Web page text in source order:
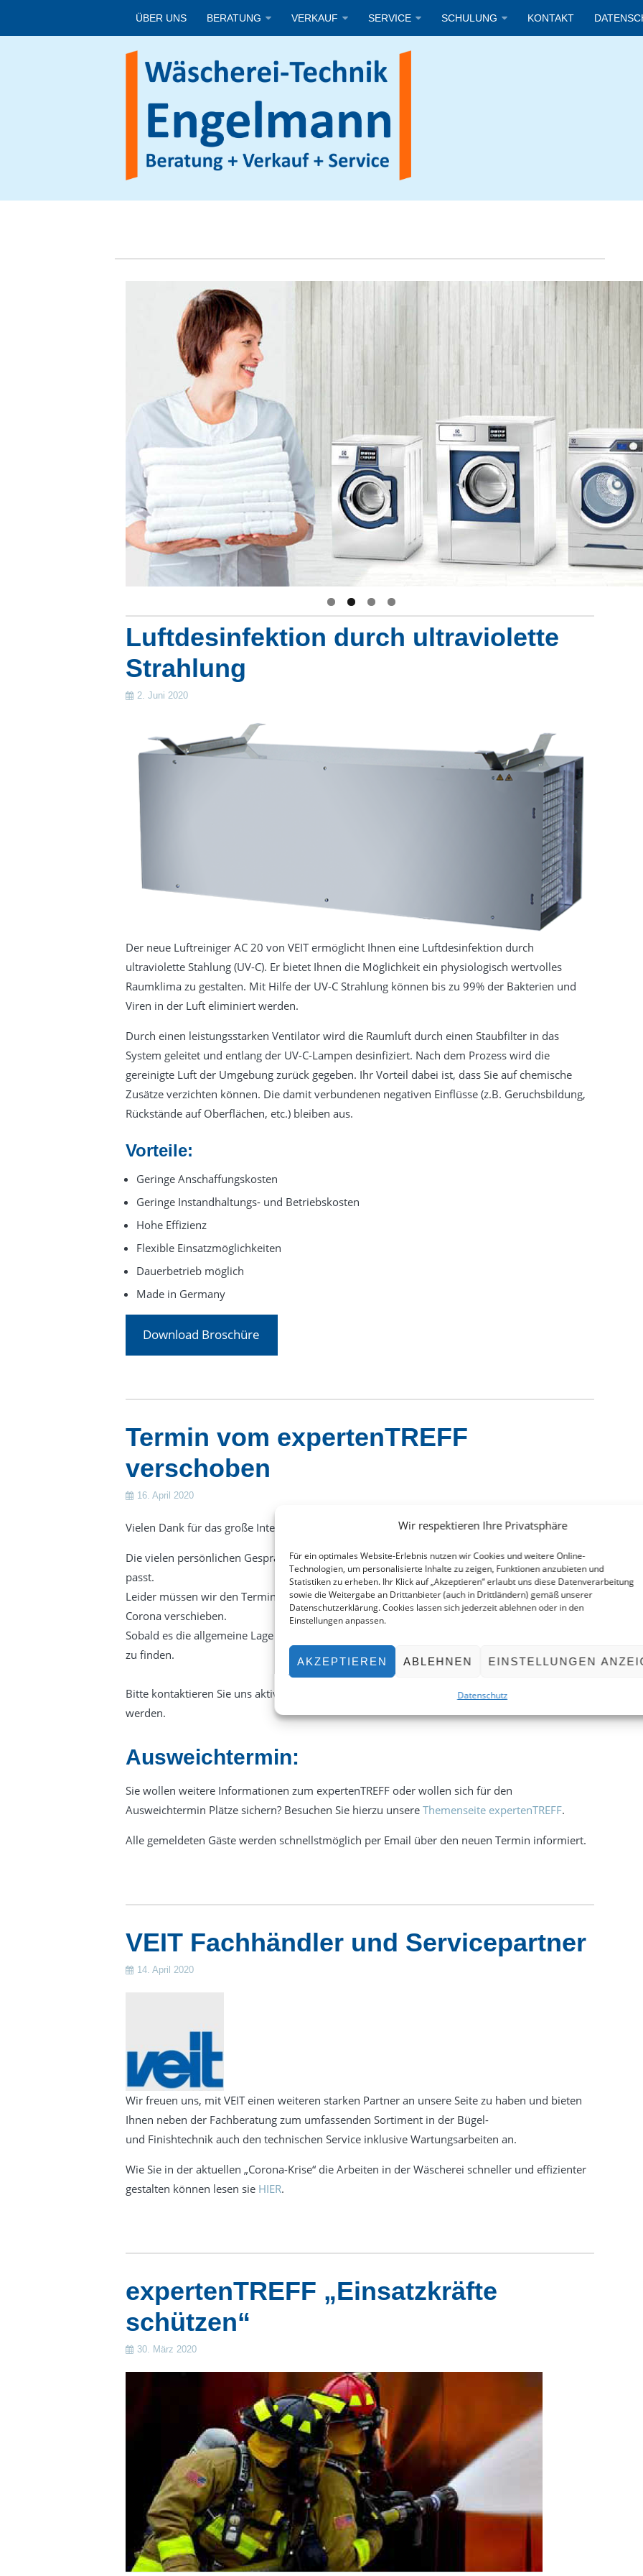
Wir respektieren Ihre Privatsphäre
Für ein optimales Website-Erlebnis nutzen wir Cookies und weitere Online-
Technologien, um personalisierte Inhalte zu zeigen, Funktionen anzubieten und
Statistiken zu erheben. Ihr Klick auf „Akzeptieren“ erlaubt uns diese Datenverarbeitung
sowie die Weitergabe an Drittanbieter (auch in Drittländern) gemäß unserer
Datenschutzerklärung. Cookies lassen sich jederzeit ablehnen oder in den
Einstellungen anpassen.
AKZEPTIEREN ABLEHNEN EINSTELLUNGEN
Datenschutz
ÜBER UNS BERATUNG VERKAUF SERVICE SCHULUNG KONTAKT
Luftdesinfektion durch ultraviolette
Strahlung
2. Juni 2020
Der neue Luftreiniger AC 20 von VEIT ermöglicht Ihnen eine Luftdesinfektion durch
ultraviolette Stahlung (UV-C). Er bietet Ihnen die Möglichkeit ein physiologisch wertvolles
Raumklima zu gestalten. Mit Hilfe der UV-C Strahlung können bis zu 99% der Bakterien und
Viren in der Luft eliminiert werden.
Durch einen leistungsstarken Ventilator wird die Raumluft durch einen Staubfilter in das
System geleitet und entlang der UV-C-Lampen desinfiziert. Nach dem Prozess wird die
gereinigte Luft der Umgebung zurück gegeben. Ihr Vorteil dabei ist, dass Sie auf chemische
Zusätze verzichten können. Die damit verbundenen negativen Einflüsse (z.B. Geruchsbildung,
Rückstände auf Oberflächen, etc.) bleiben aus.
Vorteile:
Geringe Anschaffungskosten
Geringe Instandhaltungs- und Betriebskosten
Hohe Effizienz
Flexible Einsatzmöglichkeiten
Dauerbetrieb möglich
Made in Germany
Download Broschüre
Termin vom expertenTREFF
verschoben
16. April 2020
Vielen Dank für das große Interesse an unserem expertenTREFF.
Die vielen persönlichen Gespräche zeigen, dass das geplante Format exakt auf Ihre Fragen
passt.
Leider müssen wir den Termin auf Grund der allgemeinen Sicherheitsbestimmungen rund um
Corona verschieben.
Sobald es die allgemeine Lage ermöglicht, werden der Gastgeber und ich einen neuen Termin
zu finden.
Bitte kontaktieren Sie uns aktiv mit Ihren Fragen, damit Ihre Projekte nicht unnötig verzögert
werden.
Ausweichtermin:
Sie wollen weitere Informationen zum expertenTREFF oder wollen sich für den
Ausweichtermin Plätze sichern? Besuchen Sie hierzu unsere Themenseite expertenTREFF.
Alle gemeldeten Gäste werden schnellstmöglich per Email über den neuen Termin informiert.
VEIT Fachhändler und Servicepartner
14. April 2020
Wir freuen uns, mit VEIT einen weiteren starken Partner an unsere Seite zu haben und bieten
Ihnen neben der Fachberatung zum umfassenden Sortiment in der Bügel-
und Finishtechnik auch den technischen Service inklusive Wartungsarbeiten an.
Wie Sie in der aktuellen „Corona-Krise“ die Arbeiten in der Wäscherei schneller und effizienter
gestalten können lesen sie HIER.
expertenTREFF „Einsatzkräfte
schützen“
30. März 2020